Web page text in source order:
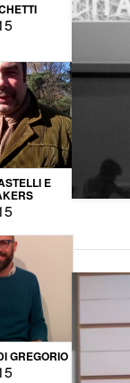
E
GREGORIO